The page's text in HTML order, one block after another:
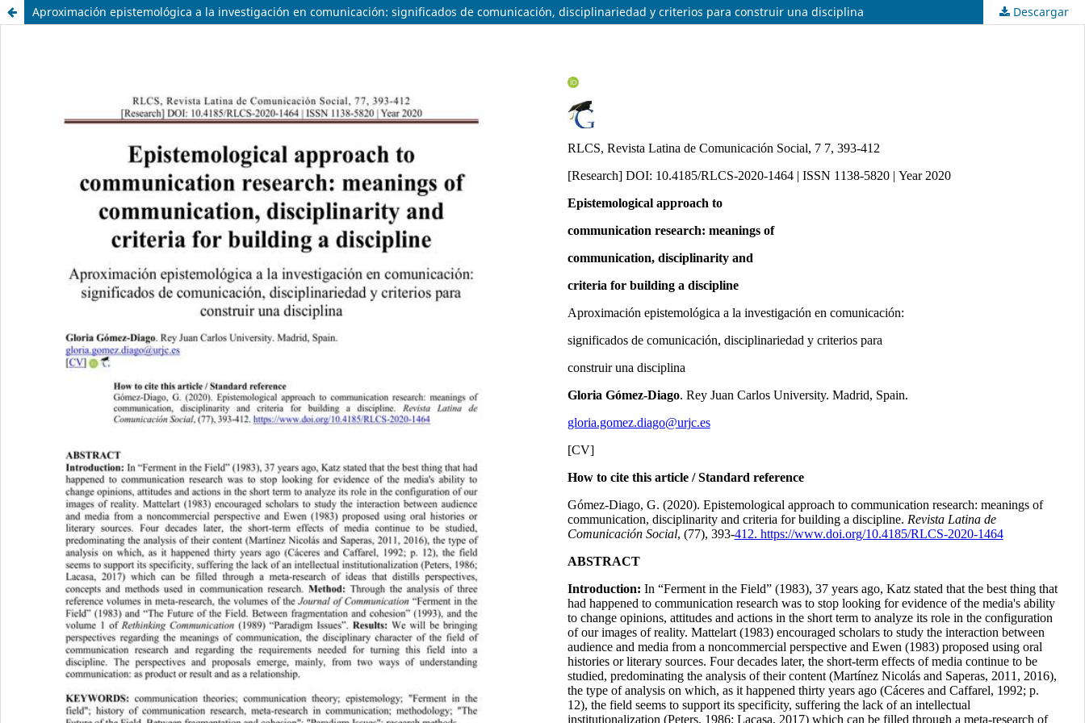
Aproximación epistemológica a la investigación en comunicación: significados de comunicación, disciplinariedad y criterios para construir una disciplina Descargar